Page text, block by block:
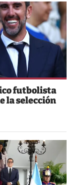
futbolista
la selección